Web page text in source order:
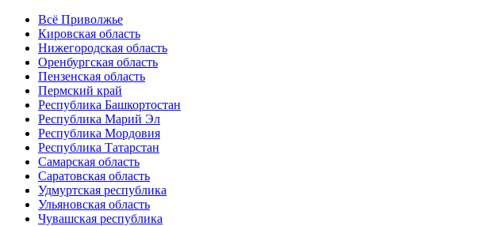
Всё Приволжье
Кировская область
Нижегородская область
Оренбургская область
Пензенская область
Пермский край
Республика Башкортостан
Республика Марий Эл
Республика Мордовия
Республика Татарстан
Самарская область
Саратовская область
Удмуртская республика
Ульяновская область
Чувашская республика